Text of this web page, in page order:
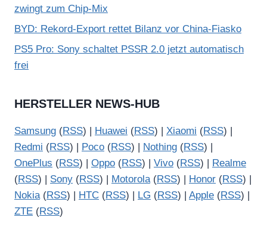
zwingt zum Chip-Mix
BYD: Rekord-Export rettet Bilanz vor China-Fiasko
PS5 Pro: Sony schaltet PSSR 2.0 jetzt automatisch
frei
HERSTELLER NEWS-HUB
Samsung (RSS) | Huawei (RSS) | Xiaomi (RSS) |
Redmi (RSS) | Poco (RSS) | Nothing (RSS) |
OnePlus (RSS) | Oppo (RSS) | Vivo (RSS) |
Realme
(RSS) | Sony (RSS) | Motorola(RSS) | Honor (RSS) |
Nokia(RSS) | HTC (RSS) | LG (RSS) | Apple (RSS) |
ZTE (RSS)